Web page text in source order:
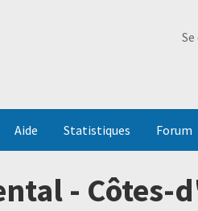
Aide Statistiques Forum
- Côtes-